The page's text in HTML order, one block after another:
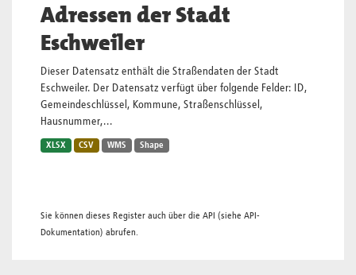
Adressen der Stadt
Eschweiler
Dieser Datensatz enthält die Straßendaten der Stadt
Eschweiler. Der Datensatz verfügt über folgende Felder: ID,
Gemeindeschlüssel, Kommune, Straßenschlüssel,
Hausnummer,...
XLSX CSV WMS Shape
Sie können dieses Register auch über die API (siehe API-
Dokumentation) abrufen.